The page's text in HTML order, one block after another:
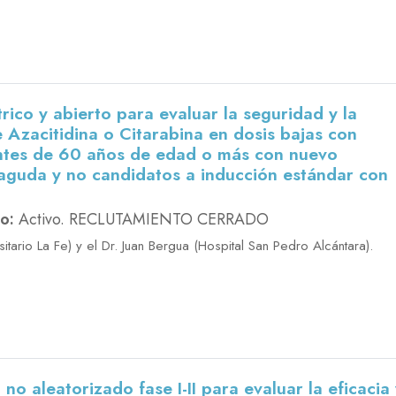
y abierto para evaluar la seguridad y la
o Citarabina en dosis bajas con
de 60 años de edad o más con nuevo
y no candidatos a inducción estándar con
Activo. RECLUTAMIENTO CERRADO
La Fe) y el Dr. Juan Bergua (Hospital San Pedro Alcántara).
aleatorizado fase I-II para evaluar la eficacia